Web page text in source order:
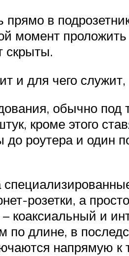
в
момент
скрыты.
и для чего
обычно
кроме этого
роутера и один
розетки, а
коаксиальный и
по длине, в
напрямую к